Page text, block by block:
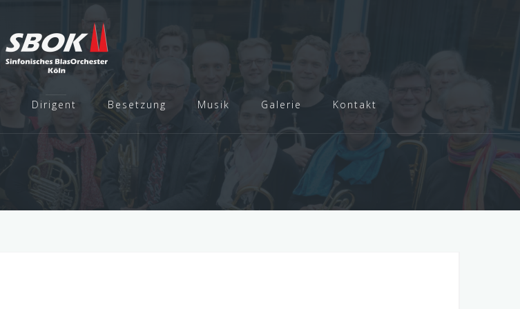
Dirigent Besetzung Musik Galerie Kontakt